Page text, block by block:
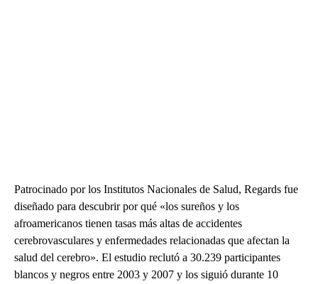
Patrocinado por los Institutos Nacionales de Salud, Regards fue
diseñado para descubrir por qué «los sureños y los
afroamericanos tienen tasas más altas de accidentes
cerebrovasculares y enfermedades relacionadas que afectan la
salud del cerebro». El estudio reclutó a 30.239 participantes
blancos y negros entre 2003 y 2007 y los siguió durante 10